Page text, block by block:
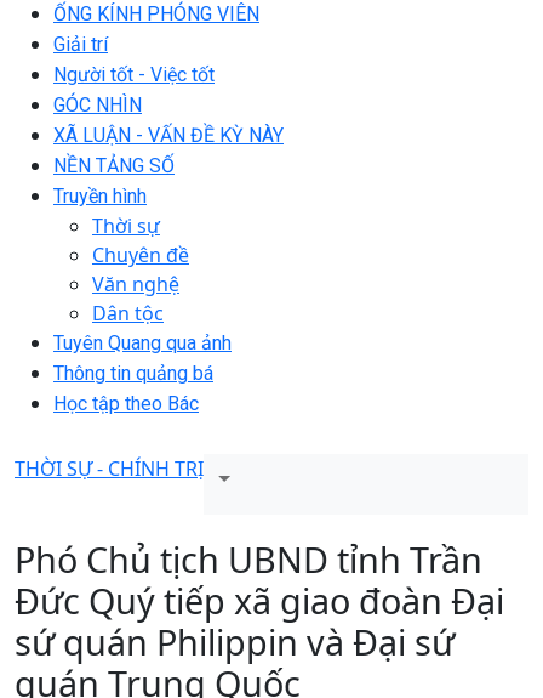
ỐNG KÍNH PHÓNG VIÊN
Giải trí
Người tốt - Việc tốt
GÓC NHÌN
XÃ LUẬN - VẤN ĐỀ KỲ NÀY
NỀN TẢNG SỐ
Truyền hình
Thời sự
Chuyên đề
Văn nghệ
Dân tộc
Tuyên Quang qua ảnh
Thông tin quảng bá
Học tập theo Bác
THỜI SỰ - CHÍNH TRỊ
Phó Chủ tịch UBND tỉnh Trần
Đức Quý tiếp xã giao đoàn Đại
sứ quán Philippin và Đại sứ
quán Trung Quốc